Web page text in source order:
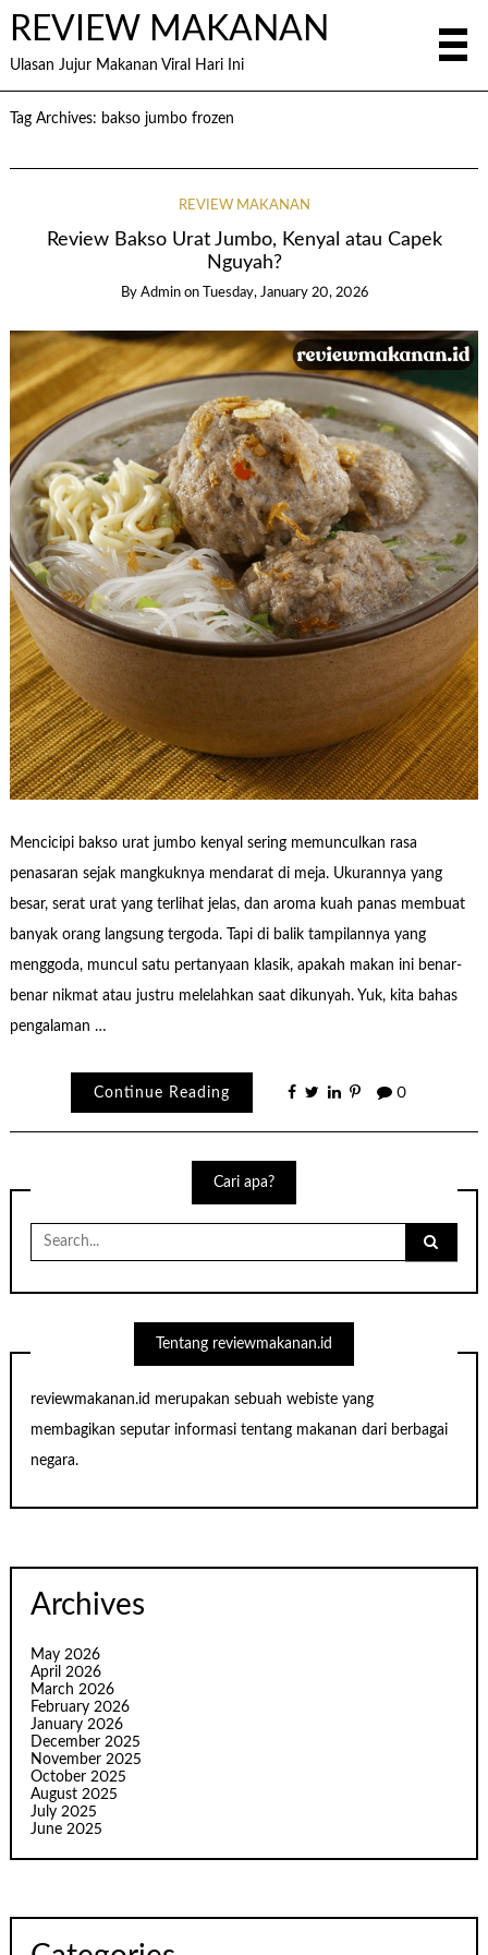
REVIEW MAKANAN
Ulasan Jujur Makanan Viral Hari Ini
Tag Archives: bakso jumbo frozen
REVIEW MAKANAN
Review Bakso Urat Jumbo, Kenyal atau Capek
Nguyah?
By Admin on Tuesday, January 20, 2026
Mencicipi bakso urat jumbo kenyal sering memunculkan rasa
penasaran sejak mangkuknya mendarat di meja. Ukurannya yang
besar, serat urat yang terlihat jelas, dan aroma kuah panas membuat
banyak orang langsung tergoda. Tapi di balik tampilannya yang
menggoda, muncul satu pertanyaan klasik, apakah makan ini benar-
benar nikmat atau justru melelahkan saat dikunyah. Yuk, kita bahas
pengalaman …
Continue Reading 0
Cari apa?
Search
for:
Tentang reviewmakanan.id
reviewmakanan.id merupakan sebuah webiste yang
membagikan seputar informasi tentang makanan dari berbagai
negara.
Archives
May 2026
April 2026
March 2026
February 2026
January 2026
December 2025
November 2025
October 2025
August 2025
July 2025
June 2025